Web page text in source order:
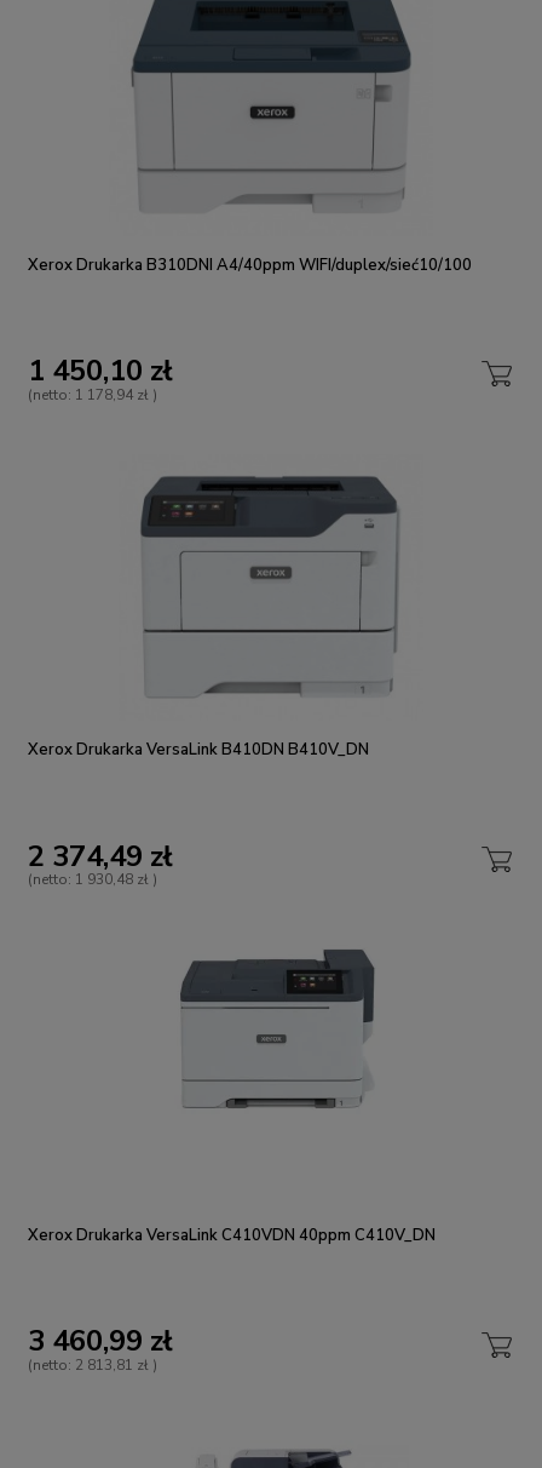
Xerox Drukarka B310DNI A4/40ppm WIFI/duplex/sieć10/100
1 450,10 zł
(netto: 1 178,94 zł )
Xerox Drukarka VersaLink B410DN B410V_DN
2 374,49 zł
(netto: 1 930,48 zł )
Xerox Drukarka VersaLink C410VDN 40ppm C410V_DN
3 460,99 zł
(netto: 2 813,81 zł )